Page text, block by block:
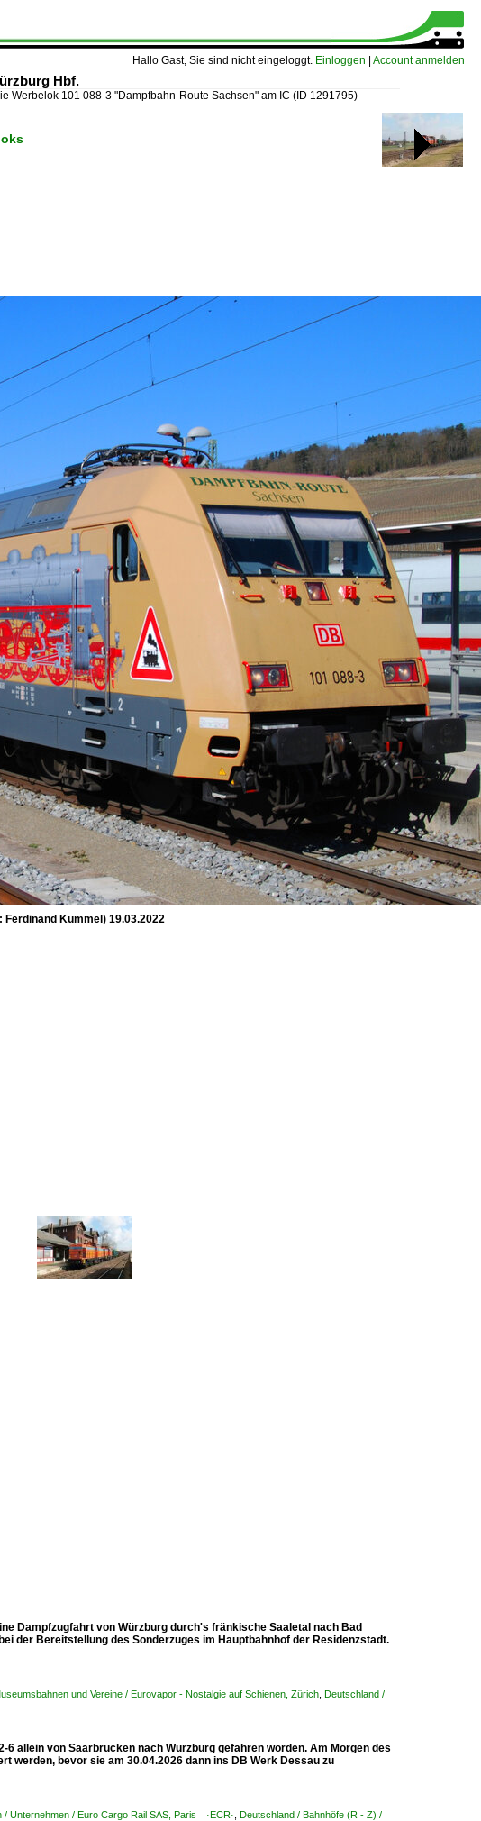
Hallo Gast, Sie sind nicht eingeloggt. Einloggen Account anmelden
Hbf.
Werbelok 101 088-3 "Dampfbahn-Route Sachsen" am IC (ID 1291795)
Kümmel) 19.03.2022
Dampfzugfahrt von Würzburg durch's fränkische Saaletal nach Bad
der Bereitstellung des Sonderzuges im Hauptbahnhof der Residenzstadt.
und Vereine / Eurovapor - Nostalgie auf Schienen, Zürich Deutschland /
6 allein von Saarbrücken nach Würzburg gefahren worden. Am Morgen des
werden, bevor sie am 30.04.2026 dann ins DB Werk Dessau zu
/ Unternehmen / Euro Cargo Rail SAS, Paris ·ECR· Deutschland / Bahnhöfe (R - Z) /